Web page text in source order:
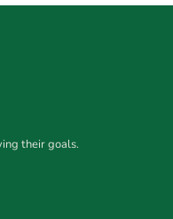
their goals.